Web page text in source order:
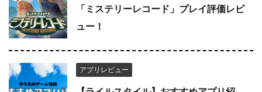
「ミステリーレコード」プレイ評価レビ
ュー！
アプリレビュー